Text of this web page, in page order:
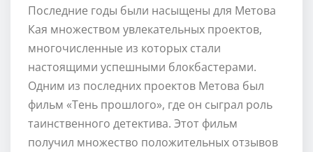
Последние годы были насыщены для Метова
Кая множеством увлекательных проектов,
многочисленные из которых стали
настоящими успешными блокбастерами.
Одним из последних проектов Метова был
фильм «Тень прошлого», где он сыграл роль
таинственного детектива. Этот фильм
получил множество положительных отзывов